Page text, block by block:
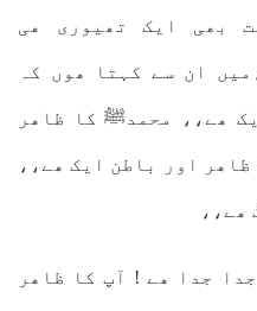
بھی ایک تھیوری ھی
ان سے کہتا ھوں کہ
ھے،، محمدﷺ کا ظاھر
اور باطن ایک ھے،،
ھے،،
جدا ھے ! آپ کا ظاھر